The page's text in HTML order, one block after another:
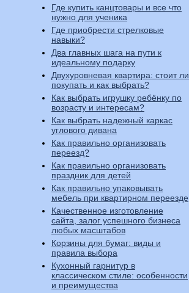
Где купить канцтовары и все что
нужно для ученика
Где приобрести стрелковые
навыки?
Два главных шага на пути к
идеальному подарку
Двухуровневая квартира: стоит ли
покупать и как выбрать?
Как выбрать игрушку ребёнку по
возрасту и интересам?
Как выбрать надежный каркас
углового дивана
Как правильно организовать
переезд?
Как правильно организовать
праздник для детей
Как правильно упаковывать
мебель при квартирном переезде
Качественное изготовление
сайта, залог успешного бизнеса
любых масштабов
Корзины для бумаг: виды и
правила выбора
Кухонный гарнитур в
классическом стиле: особенности
и преимущества